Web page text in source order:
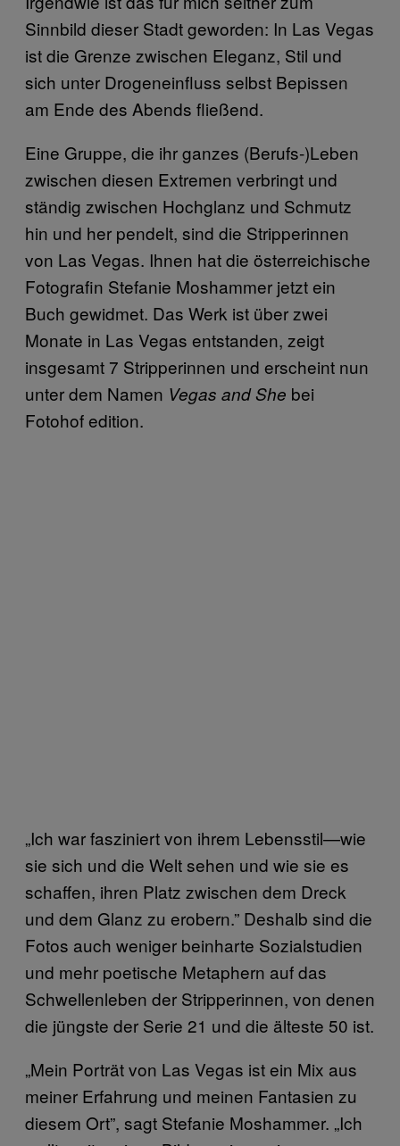
Sinnbild dieser Stadt geworden: In Las Vegas
ist die Grenze zwischen Eleganz, Stil und
sich unter Drogeneinfluss selbst Bepissen
am Ende des Abends fließend.
Eine Gruppe, die ihr ganzes (Berufs-)Leben
zwischen diesen Extremen verbringt und
ständig zwischen Hochglanz und Schmutz
hin und her pendelt, sind die Stripperinnen
von Las Vegas. Ihnen hat die österreichische
Fotografin Stefanie Moshammer jetzt ein
Buch gewidmet. Das Werk ist über zwei
Monate in Las Vegas entstanden, zeigt
insgesamt 7 Stripperinnen und erscheint nun
unter dem Namen Vegas and She bei
Fotohof edition.
„Ich war fasziniert von ihrem Lebensstil—wie
sie sich und die Welt sehen und wie sie es
schaffen, ihren Platz zwischen dem Dreck
und dem Glanz zu erobern.” Deshalb sind die
Fotos auch weniger beinharte Sozialstudien
und mehr poetische Metaphern auf das
Schwellenleben der Stripperinnen, von denen
die jüngste der Serie 21 und die älteste 50 ist.
„Mein Porträt von Las Vegas ist ein Mix aus
meiner Erfahrung und meinen Fantasien zu
diesem Ort”, sagt Stefanie Moshammer. „Ich